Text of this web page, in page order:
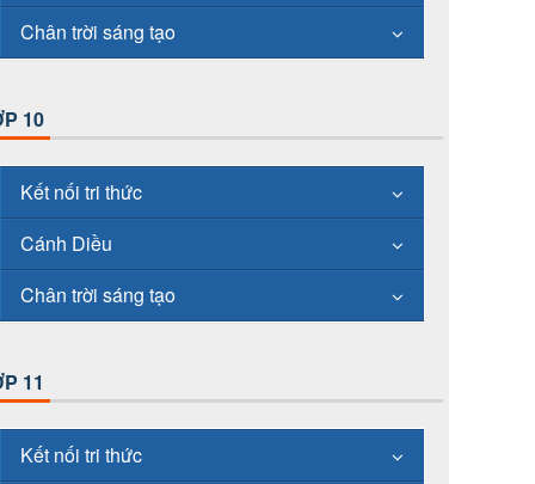
Chân trời sáng tạo
10
Kết nối tri thức
Cánh Diều
Chân trời sáng tạo
11
Kết nối tri thức